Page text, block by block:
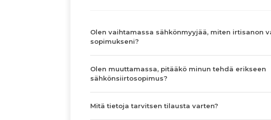
Olen vaihtamassa sähkönmyyjää, miten irtisanon
sopimukseni?
Olen muuttamassa, pitääkö minun tehdä erikseen
sähkönsiirtosopimus?
Mitä tietoja tarvitsen tilausta varten?